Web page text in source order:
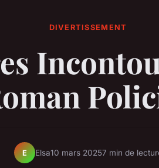
DIVERTISSEMENT
E Elsa10 mars 20257 min de